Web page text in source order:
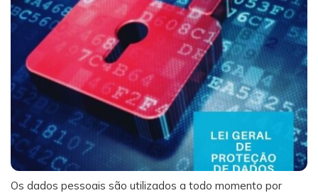
Os dados pessoais são utilizados a todo momento por